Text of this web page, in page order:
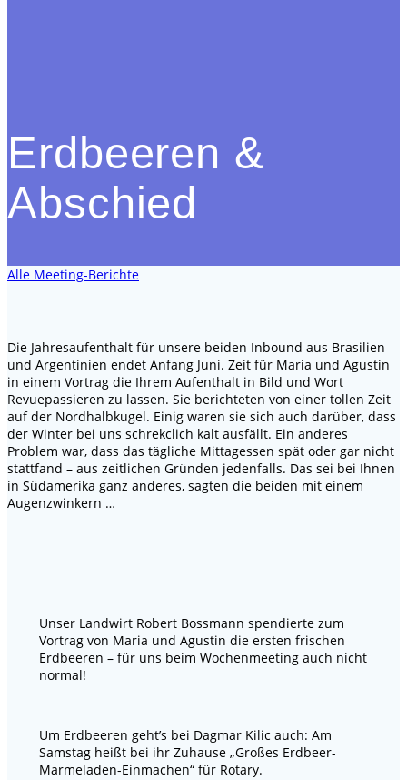
Erdbeeren &
Abschied
Alle Meeting-Berichte
Die Jahresaufenthalt für unsere beiden Inbound aus Brasilien
und Argentinien endet Anfang Juni. Zeit für Maria und Agustin
in einem Vortrag die Ihrem Aufenthalt in Bild und Wort
Revuepassieren zu lassen. Sie berichteten von einer tollen Zeit
auf der Nordhalbkugel. Einig waren sie sich auch darüber, dass
der Winter bei uns schrekclich kalt ausfällt. Ein anderes
Problem war, dass das tägliche Mittagessen spät oder gar nicht
stattfand – aus zeitlichen Gründen jedenfalls. Das sei bei Ihnen
in Südamerika ganz anderes, sagten die beiden mit einem
Augenzwinkern …
Unser Landwirt Robert Bossmann spendierte zum
Vortrag von Maria und Agustin die ersten frischen
Erdbeeren – für uns beim Wochenmeeting auch nicht
normal!
Um Erdbeeren geht’s bei Dagmar Kilic auch: Am
Samstag heißt bei ihr Zuhause „Großes Erdbeer-
Marmeladen-Einmachen“ für Rotary.